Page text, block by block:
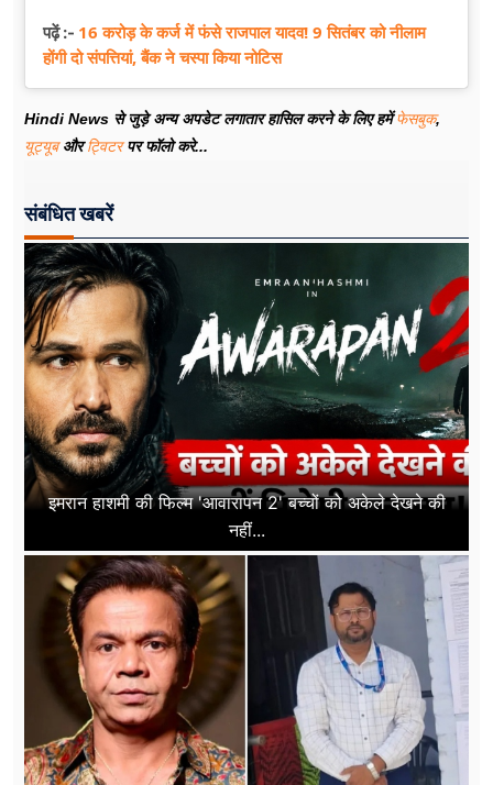
पढ़ें :- 16 करोड़ के कर्ज में फंसे राजपाल यादव! 9 सितंबर को नीलाम
होंगी दो संपत्तियां, बैंक ने चस्पा किया नोटिस
Hindi News से जुड़े अन्य अपडेट लगातार हासिल करने के लिए हमेंफेसबुक,
यूट्यूबऔरट्विटरपर फॉलो करे...
संबंधित खबरें
इमरान हाशमी की फिल्म 'आवारापन 2' बच्चों को अकेले देखने की
नहीं...